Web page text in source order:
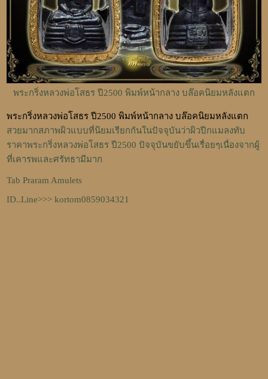
พระกริ่งหลวงพ่อโสธร ปี2500 พิมพ์หน้ากลาง บล๊อคนิยมหลังแตก
พระกริ่งหลวงพ่อโสธร ปี2500 พิมพ์หน้ากลาง บล๊อคนิยมหลังแตก
สวยมากสภาพผิวแบบที่นิยมเรียกกันในปัจจุบันว่าผิวปีกแมลงทับ
ราคาพระกริ่งหลวงพ่อโสธร ปี2500 ปัจจุบันขยับขึ้นเรื่อยๆเนื่องจากผู้
ที่เคารพและศรัทธามีมาก
Tab Praram Amulets
ID..Line>>> kortom0859034321